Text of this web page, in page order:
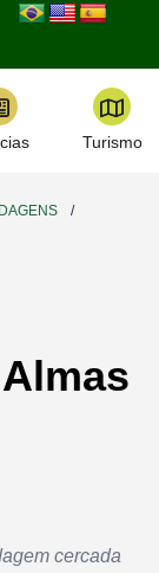
Turismo
/
cercada